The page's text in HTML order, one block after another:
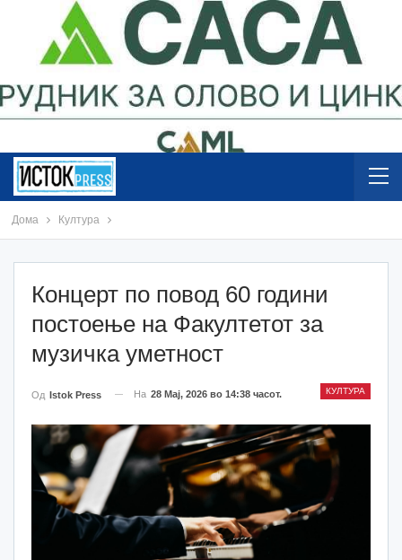
Дома Култура
Концерт по повод 60 години
постоење на Факултетот за
музичка уметност
КУЛТУРА
Од Istok Press На 28 Мај, 2026 во 14:38 часот.